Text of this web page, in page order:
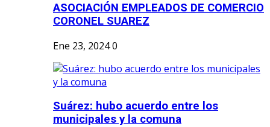
ASOCIACIÓN EMPLEADOS DE COMERCIO
CORONEL SUAREZ
Ene 23, 20240
Suárez: hubo acuerdo entre los
municipales y la comuna